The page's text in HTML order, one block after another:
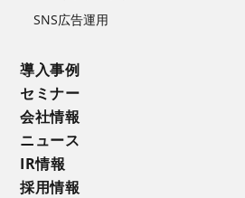
SNS広告運用
導入事例
セミナー
会社情報
ニュース
IR情報
採用情報